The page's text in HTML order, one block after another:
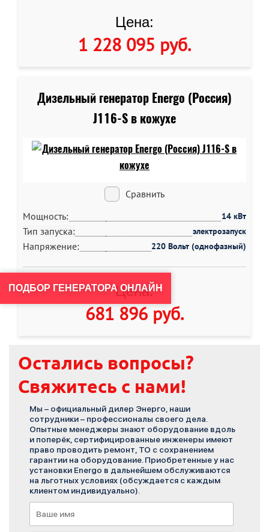
Цена:
1 228 095 руб.
Дизельный генератор Energo (Россия)
J116-S в кожухе
Сравнить
Мощность:
14 кВт
Тип запуска: электрозапуск
Напряжение: 220 Вольт (однофазный)
Цена:
681 896 руб.
Остались вопросы?
Свяжитесь с нами!
Мы – официальный дилер Энерго, наши
сотрудники – профессионалы своего дела.
Опытные менеджеры знают оборудование вдоль
и поперёк, сертифицированные инженеры имеют
право проводить ремонт, ТО с сохранением
гарантии на оборудование. Приобретенные у нас
установки Energo в дальнейшем обслуживаются
на льготных условиях (обсуждается с каждым
клиентом индивидуально).
ПОДБОР ГЕНЕРАТОРА ОНЛАЙН